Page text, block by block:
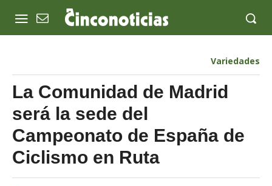
Variedades
La Comunidad de Madrid
será la sede del
Campeonato de España de
Ciclismo en Ruta